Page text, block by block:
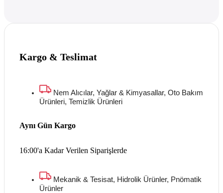
Kargo & Teslimat
Nem Alıcılar, Yağlar & Kimyasallar, Oto Bakım
Ürünleri, Temizlik Ürünleri
16:00'a Kadar Verilen Siparişlerde
Aynı Gün Kargo
Mekanik & Tesisat, Hidrolik Ürünler, Pnömatik
Ürünler